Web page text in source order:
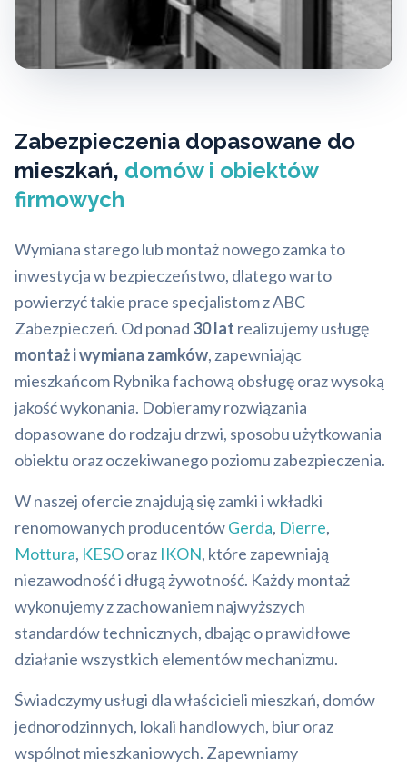
Zabezpieczenia dopasowane do
mieszkań, domów i obiektów
firmowych
Wymiana starego lub montaż nowego zamka to
inwestycja w bezpieczeństwo, dlatego warto
powierzyć takie prace specjalistom z ABC
Zabezpieczeń. Od ponad 30 lat realizujemy usługę
montaż i wymiana zamków, zapewniając
mieszkańcom Rybnika fachową obsługę oraz wysoką
jakość wykonania. Dobieramy rozwiązania
dopasowane do rodzaju drzwi, sposobu użytkowania
obiektu oraz oczekiwanego poziomu zabezpieczenia.
W naszej ofercie znajdują się zamki i wkładki
renomowanych producentówGerda, Dierre,
Mottura, KESOoraz IKON, które zapewniają
niezawodność i długą żywotność. Każdy montaż
wykonujemy z zachowaniem najwyższych
standardów technicznych, dbając o prawidłowe
działanie wszystkich elementów mechanizmu.
Świadczymy usługi dla właścicieli mieszkań, domów
jednorodzinnych, lokali handlowych, biur oraz
wspólnot mieszkaniowych. Zapewniamy